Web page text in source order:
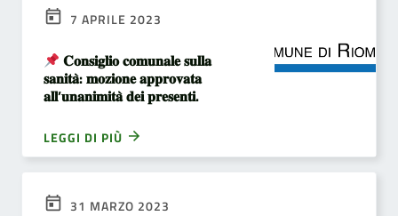
7 APRILE 2023
𝐂𝐨𝐧𝐬𝐢𝐠𝐥𝐢𝐨 𝐜𝐨𝐦𝐮𝐧𝐚𝐥𝐞 𝐬𝐮𝐥𝐥𝐚
𝐬𝐚𝐧𝐢𝐭𝐚̀: 𝐦𝐨𝐳𝐢𝐨𝐧𝐞 𝐚𝐩𝐩𝐫𝐨𝐯𝐚𝐭𝐚
𝐚𝐥𝐥’𝐮𝐧𝐚𝐧𝐢𝐦𝐢𝐭𝐚̀ 𝐝𝐞𝐢 𝐩𝐫𝐞𝐬𝐞𝐧𝐭𝐢.
LEGGI DI PIÙ
31 MARZO 2023